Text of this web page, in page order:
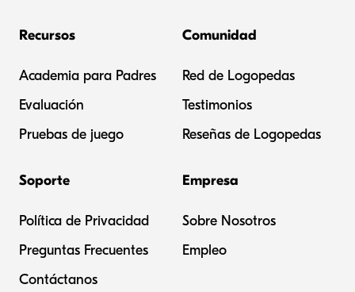
Recursos
Academia para Padres
Evaluación
Pruebas de juego
Comunidad
Red de Logopedas
Testimonios
Reseñas de Logopedas
Soporte
Política de Privacidad
Preguntas Frecuentes
Contáctanos
Empresa
Sobre Nosotros
Empleo